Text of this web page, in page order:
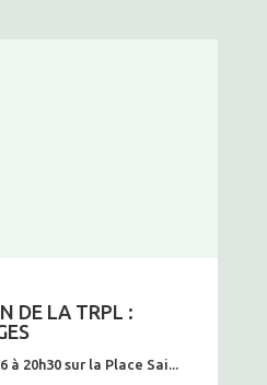
DE LA TRPL :
à 20h30 sur la Place Sai...